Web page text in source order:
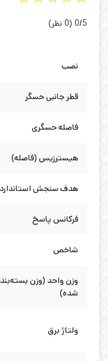
‫0/5 ‫(0 نظر)
نصب
قطر جانبی حسگر
فاصله حسگری
هیسترزیس (فاصله)
هدف سنجش استاندارد
فرکانس پاسخ
شاخص
وزن واحد (وزن
شده)
ولتاژ برق